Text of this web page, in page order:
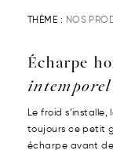
THÈME : NOS
Écharpe
intemporel
Le froid
toujours ce petit
écharpe avant de